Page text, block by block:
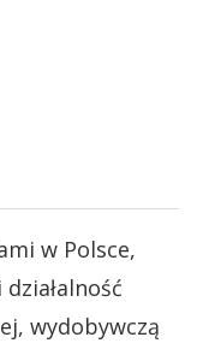
w Polsce,
wydobywczą